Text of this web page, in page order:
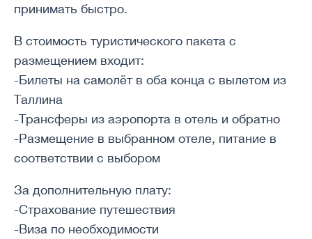
принимать быстро.
В стоимость туристического пакета с
размещением входит:
-Билеты на самолёт в оба конца с вылетом из
Таллина
-Трансферы из аэропорта в отель и обратно
-Размещение в выбранном отеле, питание в
соответствии с выбором
За дополнительную плату:
-Страхование путешествия
-Виза по необходимости